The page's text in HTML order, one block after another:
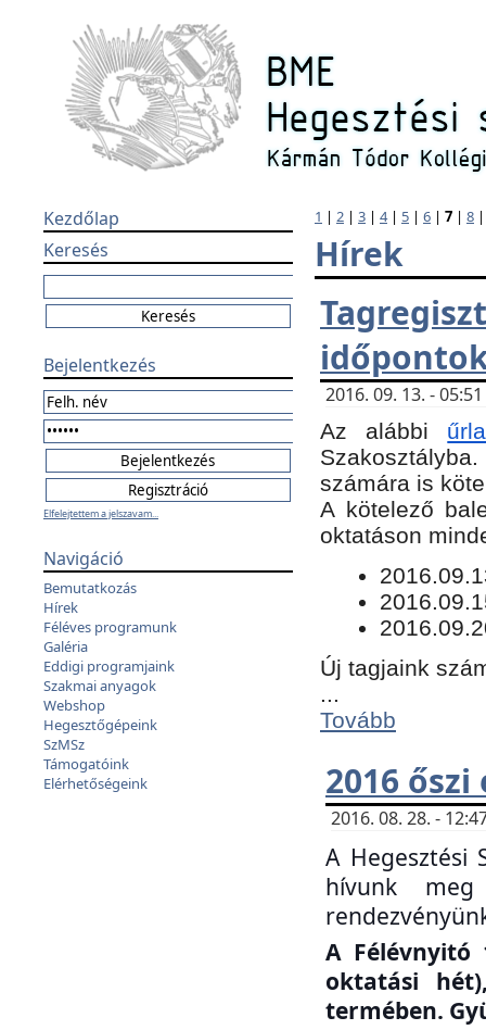
Kezdőlap
Keresés
Bejelentkezés
Elfelejtettem a jelszavam...
Navigáció
Bemutatkozás
Hírek
Féléves programunk
Galéria
Eddigi programjaink
Szakmai anyagok
Webshop
Hegesztőgépeink
SzMSz
Támogatóink
Elérhetőségeink
1 | 2 | 3 | 4| 5 | 6 | 7 | 8
Hírek
2016. 09. 13. -
Az alábbi
számára is
​A kötelező
oktatáson
Új tagjaink
...
Tovább
2016
2016. 08. 28. -
A Hegesztési
hívunk
A Félévnyitó
oktatási
termében.